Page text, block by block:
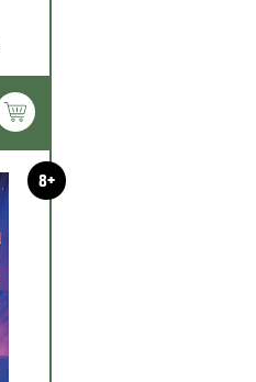
8+